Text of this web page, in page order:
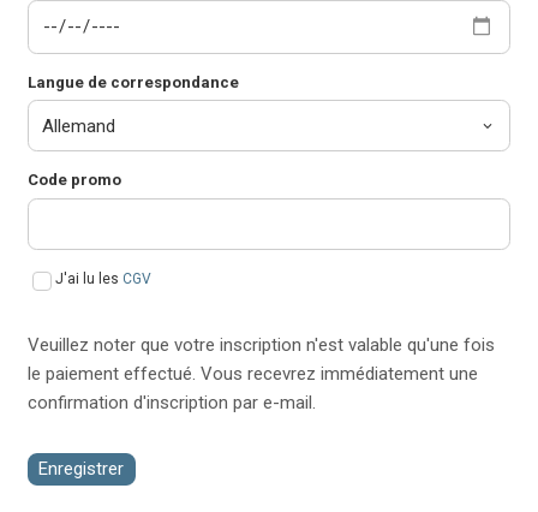
Langue de correspondance
Code promo
J'ai lu les CGV
Veuillez noter que votre inscription n'est valable qu'une fois
le paiement effectué. Vous recevrez immédiatement une
confirmation d'inscription par e-mail.
Enregistrer